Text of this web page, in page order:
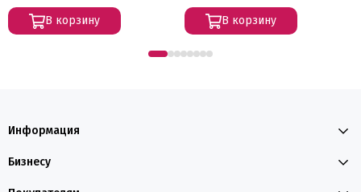
В корзину В корзину
Информация
Бизнесу